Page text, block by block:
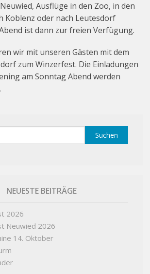
Ausflüge in den Zoo, in den
Koblenz oder nach Leutesdorf
ist dann zur freien Verfügung.
wir mit unseren Gästen mit dem
zum Winzerfest. Die Einladungen
am Sonntag Abend werden
NEUESTE BEITRÄGE
2026
Neuwied 2026
14. Oktober